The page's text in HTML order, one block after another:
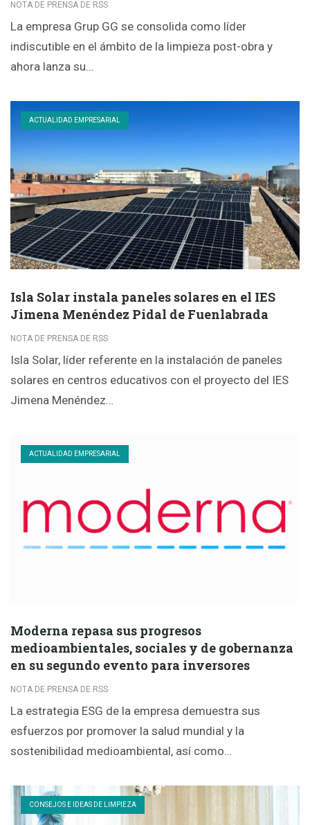
NOTA DE PRENSA DE RSS
La empresa Grup GG se consolida como líder
indiscutible en el ámbito de la limpieza post-obra y
ahora lanza su…
ACTUALIDAD EMPRESARIAL
Isla Solar instala paneles solares en el IES
Jimena Menéndez Pidal de Fuenlabrada
NOTA DE PRENSA DE RSS
Isla Solar, líder referente en la instalación de paneles
solares en centros educativos con el proyecto del IES
Jimena Menéndez…
ACTUALIDAD EMPRESARIAL
Moderna repasa sus progresos
medioambientales, sociales y de gobernanza
en su segundo evento para inversores
NOTA DE PRENSA DE RSS
La estrategia ESG de la empresa demuestra sus
esfuerzos por promover la salud mundial y la
sostenibilidad medioambiental, así como…
CONSEJOS E IDEAS DE LIMPIEZA